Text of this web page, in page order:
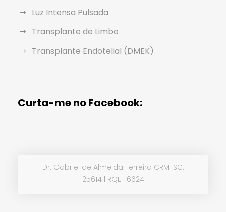
Luz Intensa Pulsada
Transplante de Limbo
Transplante Endotelial (DMEK)
Curta-me no Facebook:
Dr. Gabriel de Almeida Ferreira CRM-SC:
25614 | RQE: 16624